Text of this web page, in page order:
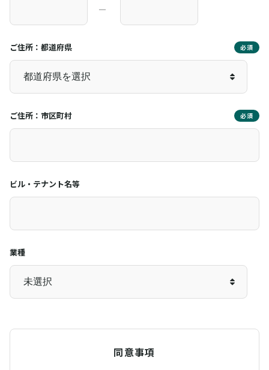
―
ご住所：都道府県 必須
ご住所：市区町村 必須
ビル・テナント名等
業種
同意事項